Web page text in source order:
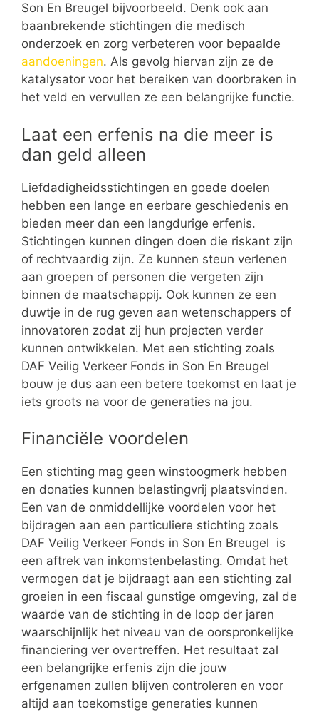
Son En Breugel bijvoorbeeld. Denk ook aan
baanbrekende stichtingen die medisch
onderzoek en zorg verbeteren voor bepaalde
aandoeningen. Als gevolg hiervan zijn ze de
katalysator voor het bereiken van doorbraken in
het veld en vervullen ze een belangrijke functie.
Laat een erfenis na die meer is
dan geld alleen
Liefdadigheidsstichtingen en goede doelen
hebben een lange en eerbare geschiedenis en
bieden meer dan een langdurige erfenis.
Stichtingen kunnen dingen doen die riskant zijn
of rechtvaardig zijn. Ze kunnen steun verlenen
aan groepen of personen die vergeten zijn
binnen de maatschappij. Ook kunnen ze een
duwtje in de rug geven aan wetenschappers of
innovatoren zodat zij hun projecten verder
kunnen ontwikkelen. Met een stichting zoals
DAF Veilig Verkeer Fonds in Son En Breugel
bouw je dus aan een betere toekomst en laat je
iets groots na voor de generaties na jou.
Financiële voordelen
Een stichting mag geen winstoogmerk hebben
en donaties kunnen belastingvrij plaatsvinden.
Een van de onmiddellijke voordelen voor het
bijdragen aan een particuliere stichting zoals
DAF Veilig Verkeer Fonds in Son En Breugel is
een aftrek van inkomstenbelasting. Omdat het
vermogen dat je bijdraagt aan een stichting zal
groeien in een fiscaal gunstige omgeving, zal de
waarde van de stichting in de loop der jaren
waarschijnlijk het niveau van de oorspronkelijke
financiering ver overtreffen. Het resultaat zal
een belangrijke erfenis zijn die jouw
erfgenamen zullen blijven controleren en voor
altijd aan toekomstige generaties kunnen